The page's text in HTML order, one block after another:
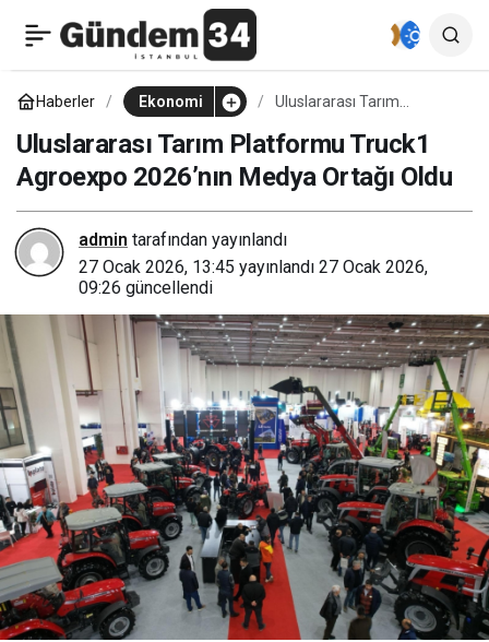
Haberler Ekonomi
Uluslararası Tarım
Agroexpo 2026’nın Medya
Ortağı Oldu
Uluslararası Tarım Platformu Truck1
Agroexpo 2026’nın Medya Ortağı Oldu
admin tarafından yayınlandı
27 Ocak 2026, 13:45 yayınlandı 27 Ocak 2026,
09:26 güncellendi
Club Med EMEA Bölgesi
Genel Direktörlüğüne
Charlotte Bernin Atandı
0 Paylaş